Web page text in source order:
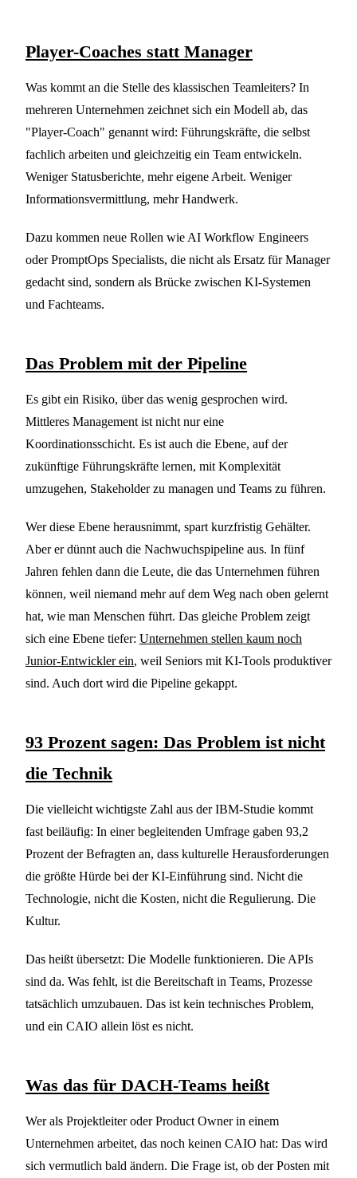
Player-Coaches statt Manager
Was kommt an die Stelle des klassischen Teamleiters? In
mehreren Unternehmen zeichnet sich ein Modell ab, das
"Player-Coach" genannt wird: Führungskräfte, die selbst
fachlich arbeiten und gleichzeitig ein Team entwickeln.
Weniger Statusberichte, mehr eigene Arbeit. Weniger
Informationsvermittlung, mehr Handwerk.
Dazu kommen neue Rollen wie AI Workflow Engineers
oder PromptOps Specialists, die nicht als Ersatz für Manager
gedacht sind, sondern als Brücke zwischen KI-Systemen
und Fachteams.
Das Problem mit der Pipeline
Es gibt ein Risiko, über das wenig gesprochen wird.
Mittleres Management ist nicht nur eine
Koordinationsschicht. Es ist auch die Ebene, auf der
zukünftige Führungskräfte lernen, mit Komplexität
umzugehen, Stakeholder zu managen und Teams zu führen.
Wer diese Ebene herausnimmt, spart kurzfristig Gehälter.
Aber er dünnt auch die Nachwuchspipeline aus. In fünf
Jahren fehlen dann die Leute, die das Unternehmen führen
können, weil niemand mehr auf dem Weg nach oben gelernt
hat, wie man Menschen führt. Das gleiche Problem zeigt
sich eine Ebene tiefer: Unternehmen stellen kaum noch
Junior-Entwickler ein, weil Seniors mit KI-Tools produktiver
sind. Auch dort wird die Pipeline gekappt.
93 Prozent sagen: Das Problem ist nicht
die Technik
Die vielleicht wichtigste Zahl aus der IBM-Studie kommt
fast beiläufig: In einer begleitenden Umfrage gaben 93,2
Prozent der Befragten an, dass kulturelle Herausforderungen
die größte Hürde bei der KI-Einführung sind. Nicht die
Technologie, nicht die Kosten, nicht die Regulierung. Die
Kultur.
Das heißt übersetzt: Die Modelle funktionieren. Die APIs
sind da. Was fehlt, ist die Bereitschaft in Teams, Prozesse
tatsächlich umzubauen. Das ist kein technisches Problem,
und ein CAIO allein löst es nicht.
Was das für DACH-Teams heißt
Wer als Projektleiter oder Product Owner in einem
Unternehmen arbeitet, das noch keinen CAIO hat: Das wird
sich vermutlich bald ändern. Die Frage ist, ob der Posten mit